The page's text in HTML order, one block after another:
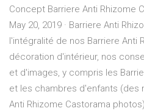
Concept Barriere Anti Rhizome
May 20, 2019 · Barriere Anti
l'intégralité de nos Barriere Anti
décoration d'intérieur, nos
et d'images, y compris les
et les chambres d'enfants (des
Anti Rhizome Castorama